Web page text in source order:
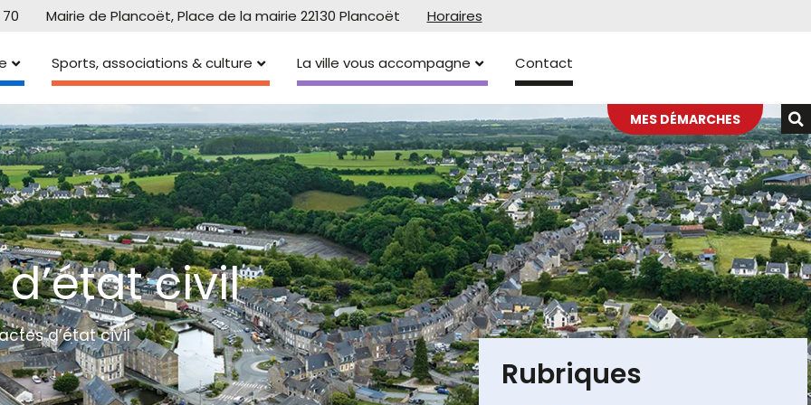
Mairie de Plancoët, Place de la mairie 22130 Plancoët Horaires
Sports, associations & culture La ville vous accompagne Contact
MES DÉMARCHES
civil
d’état civil
Rubriques